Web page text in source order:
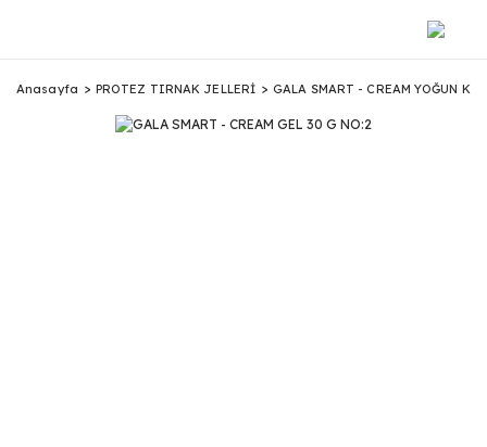
Anasayfa PROTEZ TIRNAK JELLERİ GALA SMART - CREAM YOĞUN